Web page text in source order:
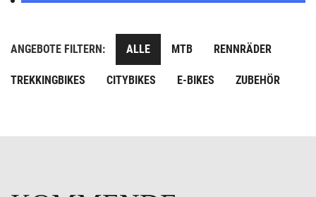
ANGEBOTE FILTERN: ALLE MTB RENNRÄDER
TREKKINGBIKES CITYBIKES E-BIKES ZUBEHÖR